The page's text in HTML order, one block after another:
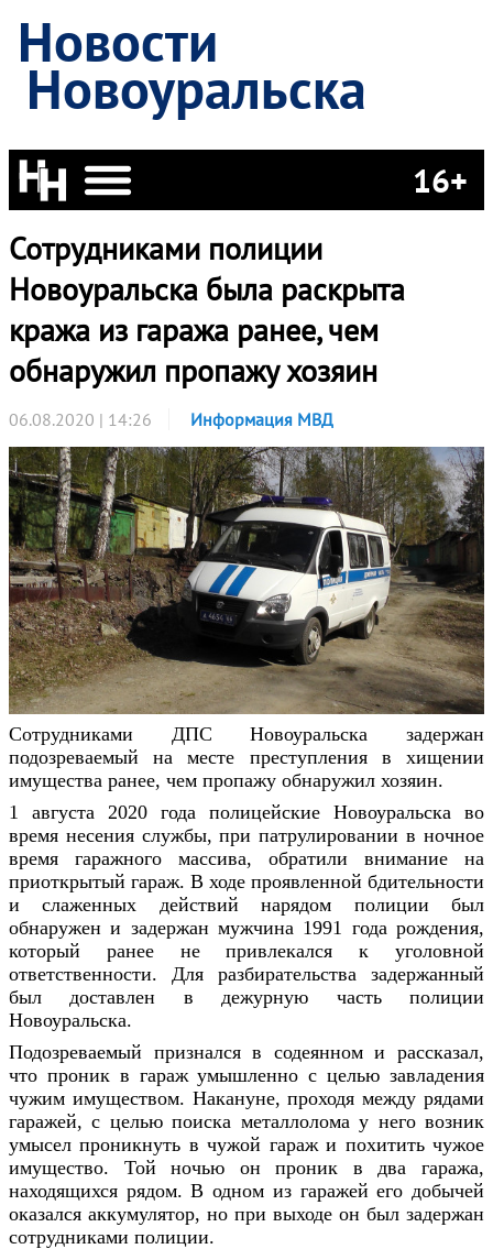
Новости
Новоуральска
16+
Сотрудниками полиции
Новоуральска была раскрыта
кража из гаража ранее, чем
обнаружил пропажу хозяин
06.08.2020 | 14:26 Информация МВД
Сотрудниками ДПС Новоуральска задержан
подозреваемый на месте преступления в хищении
имущества ранее, чем пропажу обнаружил хозяин.
1 августа 2020 года полицейские Новоуральска во
время несения службы, при патрулировании в ночное
время гаражного массива, обратили внимание на
приоткрытый гараж. В ходе проявленной бдительности
и слаженных действий нарядом полиции был
обнаружен и задержан мужчина 1991 года рождения,
который ранее не привлекался к уголовной
ответственности. Для разбирательства задержанный
был доставлен в дежурную часть полиции
Новоуральска.
Подозреваемый признался в содеянном и рассказал,
что проник в гараж умышленно с целью завладения
чужим имуществом. Накануне, проходя между рядами
гаражей, с целью поиска металлолома у него возник
умысел проникнуть в чужой гараж и похитить чужое
имущество. Той ночью он проник в два гаража,
находящихся рядом. В одном из гаражей его добычей
оказался аккумулятор, но при выходе он был задержан
сотрудниками полиции.